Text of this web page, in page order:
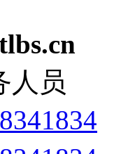
人员